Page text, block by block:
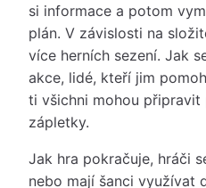
si informace a potom
plán. V závislosti na
více herních sezení. Jak
akce, lidé, kteří jim
ti všichni mohou
zápletky.
Jak hra pokračuje, hráči
nebo mají šanci využívat